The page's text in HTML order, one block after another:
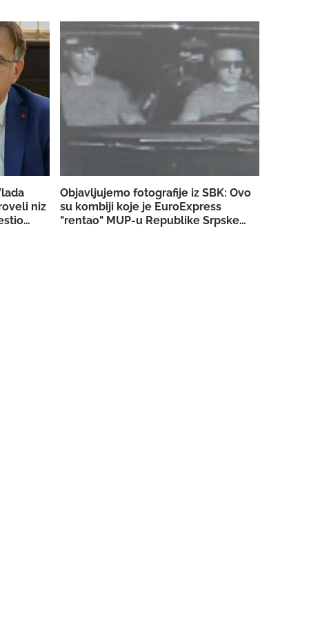
niz
Objavljujemo fotografije iz SBK: Ovo
su kombiji koje je EuroExpress
"rentao" MUP-u Republike Srpske za